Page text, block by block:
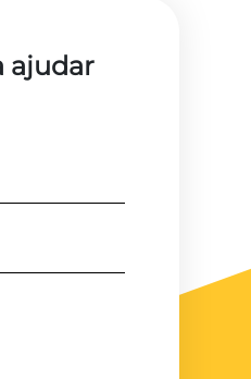
ajudar